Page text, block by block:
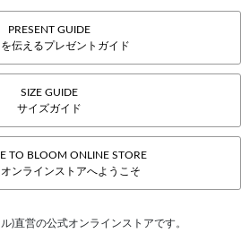
PRESENT GUIDE
伝えるプレゼントガイド
SIZE GUIDE
サイズガイド
TO BLOOM ONLINE STORE
ンラインストアへようこそ
)直営の公式オンラインストアです。